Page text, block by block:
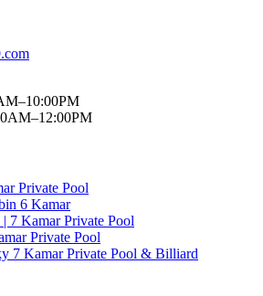
Private Pool
6 Kamar
7 Kamar Private Pool
Private Pool
7 Kamar Private Pool & Billiard